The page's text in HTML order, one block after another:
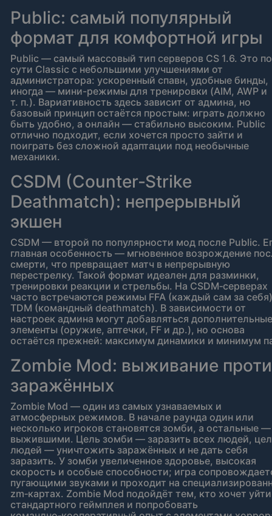
Public: самый популярный
формат для комфортной игры
Public — самый массовый тип серверов CS 1.6. Это по
сути Classic с небольшими улучшениями от
администратора: ускоренный спавн, удобные бинды,
иногда — мини-режимы для тренировки (AIM, AWP и
т. п.). Вариативность здесь зависит от админа, но
базовый принцип остаётся простым: играть должно
быть удобно, а онлайн — стабильно высоким. Public
отлично подходит, если хочется просто зайти и
поиграть без сложной адаптации под необычные
механики.
CSDM (Counter‑Strike
Deathmatch): непрерывный
экшен
CSDM — второй по популярности мод после Public.
главная особенность — мгновенное возрождение
смерти, что превращает матч в непрерывную
перестрелку. Такой формат идеален для разминки,
тренировки реакции и стрельбы. На CSDM‑серверах
часто встречаются режимы FFA (каждый сам за
TDM (командный deathmatch). В зависимости от
настроек админа могут добавляться дополнительные
элементы (оружие, аптечки, FF и др.), но основа
остаётся прежней: максимум динамики и минимум
Zombie Mod: выживание
заражённых
Zombie Mod — один из самых узнаваемых и
атмосферных режимов. В начале раунда один или
несколько игроков становятся зомби, а остальные —
выжившими. Цель зомби — заразить всех людей,
людей — уничтожить заражённых и не дать себя
заразить. У зомби увеличенное здоровье, высокая
скорость и особые способности; игра
пугающими звуками и проходит на
zm‑картах. Zombie Mod подойдёт тем, кто хочет
стандартного геймплея и попробовать